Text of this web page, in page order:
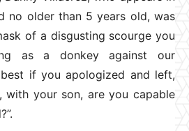
no older than 5 years old, was
of a disgusting scourge you
as a donkey against our
if you apologized and left,
with your son, are you capable